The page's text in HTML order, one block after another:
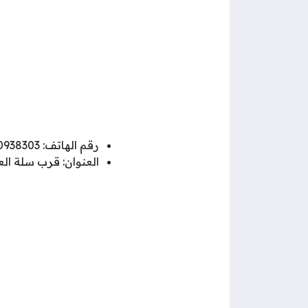
رقم الهاتف: 50938303
العنوان: قرب سلة